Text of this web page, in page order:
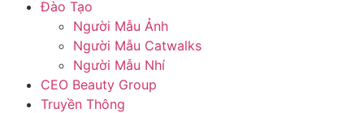
Đào Tạo
Người Mẫu Ảnh
Người Mẫu Catwalks
Người Mẫu Nhí
CEO Beauty Group
Truyền Thông